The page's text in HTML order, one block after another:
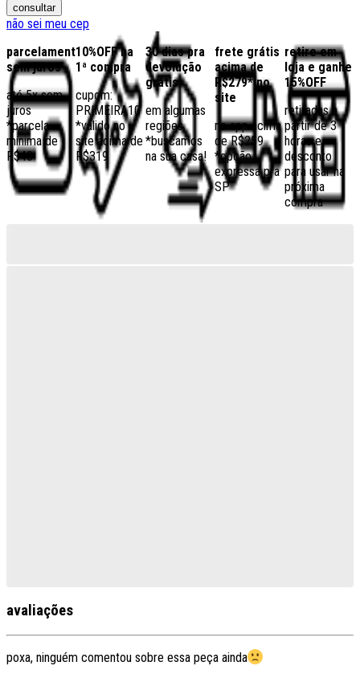
consultar
não sei meu cep
parcelamento
sem juros
até 5x sem
juros
*parcela
mínima de
R$40
10%OFF na
1ª compra
cupom:
PRIMEIRA10
*válido no
site acima de
R$319
30 dias pra
devolução
grátis
em algumas
regiões,
*buscamos
na sua casa!
frete grátis
acima de
R$279* no
site
no app acima
de R$259
*opção
expressa pra
SP
retire em
loja e ganhe
15%OFF
retiradas a
partir de 3
horas e
desconto
para usar na
próxima
compra
avaliações
poxa, ninguém comentou sobre essa peça ainda